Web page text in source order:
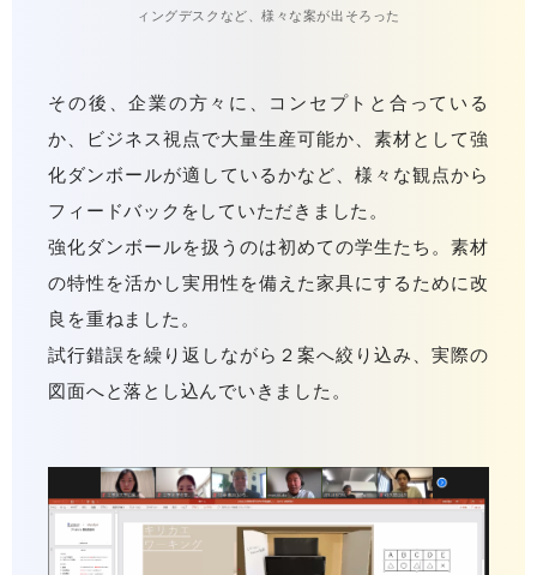
ィングデスクなど、様々な案が出そろった
その後、企業の方々に、コンセプトと合っている
か、ビジネス視点で大量生産可能か、素材として強
化ダンボールが適しているかなど、様々な観点から
フィードバックをしていただきました。
強化ダンボールを扱うのは初めての学生たち。素材
の特性を活かし実用性を備えた家具にするために改
良を重ねました。
試行錯誤を繰り返しながら２案へ絞り込み、実際の
図面へと落とし込んでいきました。